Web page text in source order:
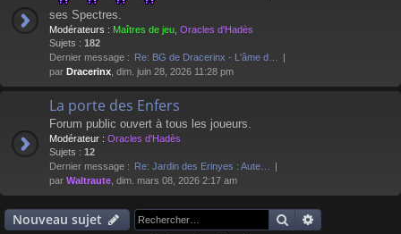
ses Spectres.
Modérateurs : Maîtres de jeu Oracles d'Hadès
Sujets : 182
Dernier message : Re: BG de Dracerinx - L'âme d…
par Dracerinx , dim. juin 28, 2026 11:28 pm
La porte des Enfers
Forum public ouvert à tous les joueurs.
Modérateur : Oracles d'Hadès
Sujets : 12
Dernier message : Re: Jardin des Erinyes : Aute…
par Waltraute , dim. mars 08, 2026 2:17 am
Nouveau sujet Rechercher